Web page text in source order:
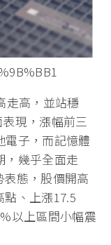
走高，並站穩
現，漲幅前三
電子，而記憶體
，幾乎全面走
態，股價開高
、上漲17.5
以上區間小幅震